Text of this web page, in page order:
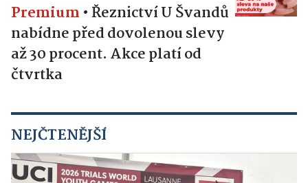
Premium •Řeznictví U Švandů
nabídne před dovolenou slevy
až 30 procent. Akce platí od
čtvrtka
NEJČTENĚJŠÍ